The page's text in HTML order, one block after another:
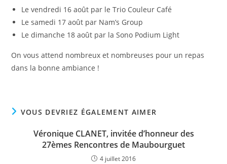
Le vendredi 16 août par le Trio Couleur Café
Le samedi 17 août par Nam’s Group
Le dimanche 18 août par la Sono Podium Light
On vous attend nombreux et nombreuses pour un repas
dans la bonne ambiance !
VOUS DEVRIEZ ÉGALEMENT AIMER
Véronique CLANET, invitée d’honneur des
27èmes Rencontres de Maubourguet
4 juillet 2016